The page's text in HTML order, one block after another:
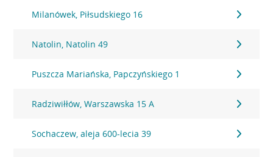
Milanówek, Piłsudskiego 16
Natolin, Natolin 49
Puszcza Mariańska, Papczyńskiego 1
Radziwiłłów, Warszawska 15 A
Sochaczew, aleja 600-lecia 39